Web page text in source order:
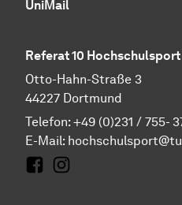
UniMail
Referat 10 Hochschulsport
Otto-Hahn-Straße 3
44227 Dortmund
Telefon: +49 (0)231 / 755-
E-Mail: